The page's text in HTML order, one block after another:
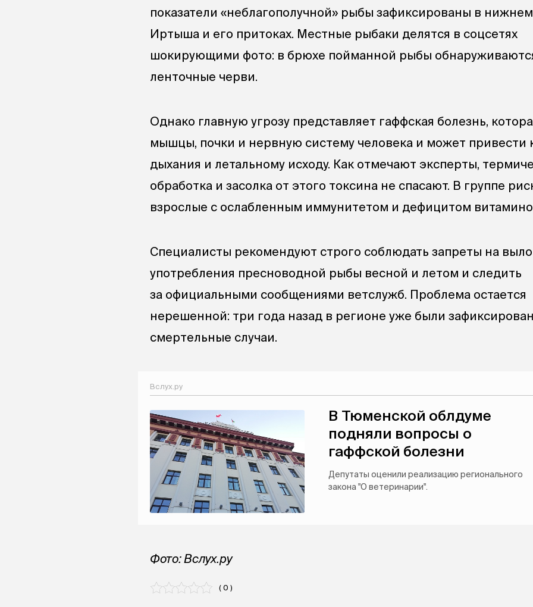
показатели «неблагополучной» рыбы зафиксированы в
Иртыша и его притоках. Местные рыбаки делятся в соцсетях
шокирующими фото: в брюхе пойманной рыбы
ленточные черви.
Однако главную угрозу представляет гаффская болезнь,
мышцы, почки и нервную систему человека и может привести
дыхания и летальному исходу. Как отмечают эксперты,
обработка и засолка от этого токсина не спасают. В группе
взрослые с ослабленным иммунитетом и дефицитом
Специалисты рекомендуют строго соблюдать запреты на
употребления пресноводной рыбы весной и летом и следить
за официальными сообщениями ветслужб. Проблема остается
нерешенной: три года назад в регионе уже были
смертельные случаи.
Вслух.ру
В Тюменской облдуме
подняли вопросы о
гаффской болезни
Депутаты оценили реализацию регионального
закона "О ветеринарии".
Фото: Вслух.ру
( 0 )